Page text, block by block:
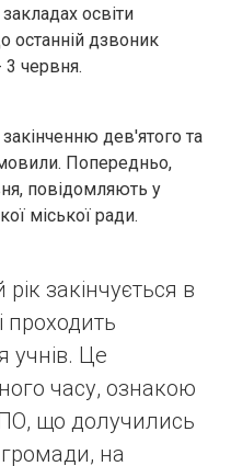
освіти
останній дзвоник
3 червня.
дев'ятого та
Попередньо,
повідомляють у
міської ради.
закінчується в
проходить
учнів. Це
часу, ознакою
що долучились
на